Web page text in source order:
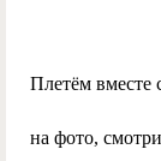
Плетём вместе
на фото,